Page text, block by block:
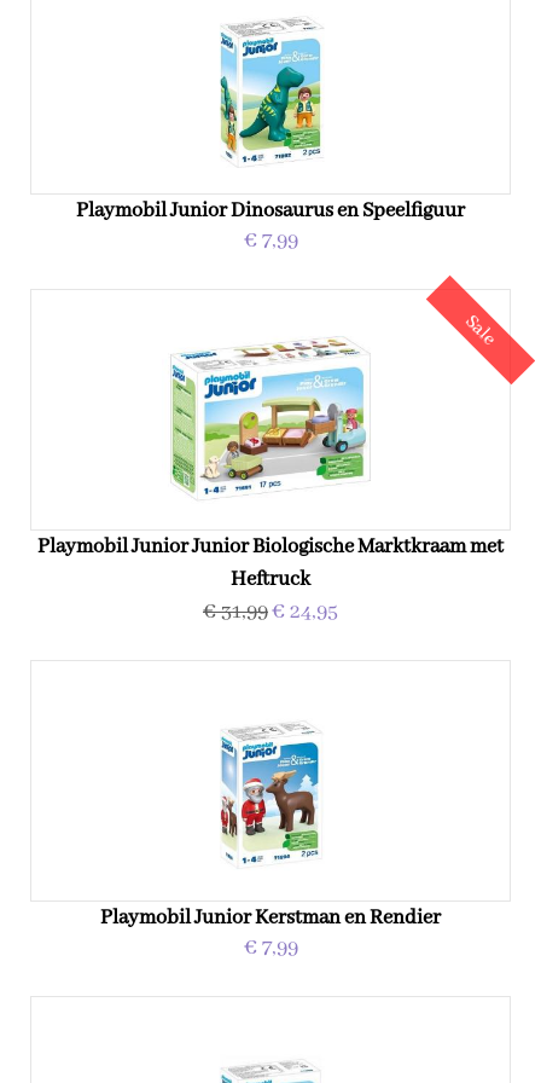
Playmobil Junior Dinosaurus en Speelfiguur
€ 7,99
Sale
Playmobil Junior Junior Biologische Marktkraam met
Heftruck
€ 31,99€ 24,95
Playmobil Junior Kerstman en Rendier
€ 7,99